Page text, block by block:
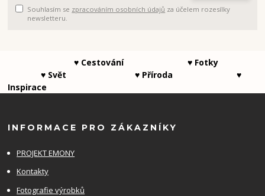
Souhlasím se zpracováním osobních údajů za účelem rozesílky
newsletteru.
♥ Cestování ♥ Fotky
♥ Svět ♥ Příroda ♥
Inspirace
INFORMACE PRO ZÁKAZNÍKY
PROJEKT EMONY
Kontakty
Fotografie výrobků